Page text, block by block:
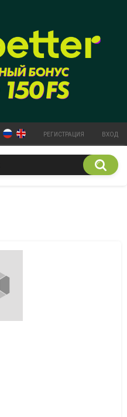
РЕГИСТРАЦИЯ ВХОД